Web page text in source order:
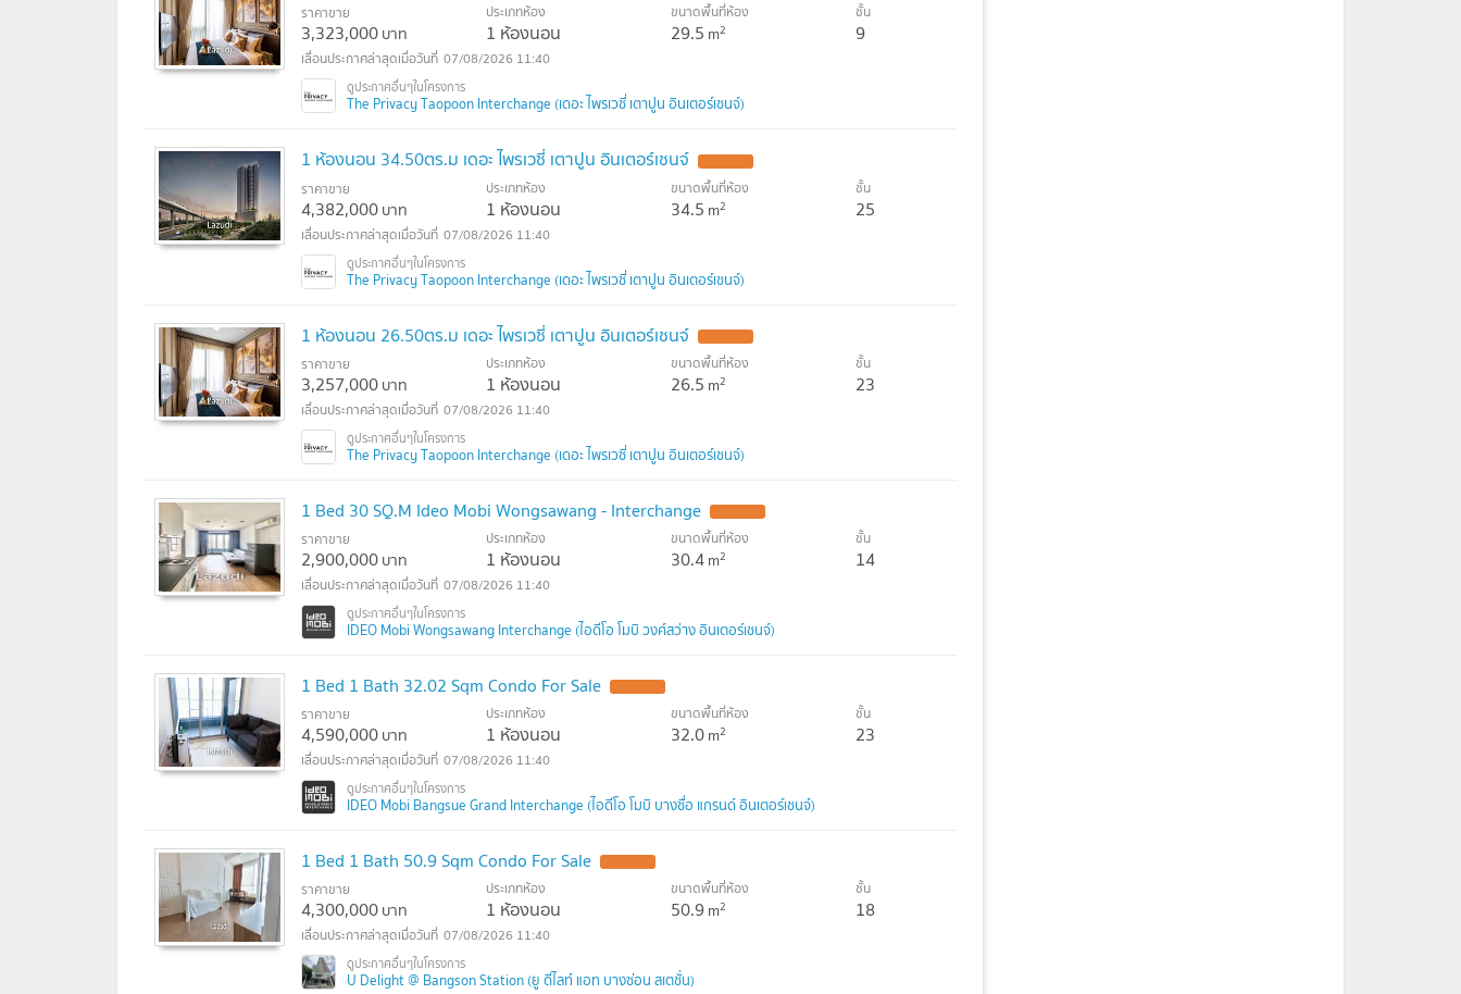
ราคาขาย
3,323,000บาท
ประเภทห้อง
1 ห้องนอน
ขนาดพื้นที่ห้อง
29.5 m2
ชั้น
9
07/08/2026 11:40
The Privacy Taopoon Interchange (เดอะ ไพรเวซี่ เตาปูน อินเตอร์เชนจ์)
1 ห้องนอน 34.50ตร.ม เดอะ ไพรเวซี่ เตาปูน อินเตอร์เชนจ์
ราคาขาย
4,382,000บาท
ประเภทห้อง
1 ห้องนอน
ขนาดพื้นที่ห้อง
34.5 m2
ชั้น
25
07/08/2026 11:40
The Privacy Taopoon Interchange (เดอะ ไพรเวซี่ เตาปูน อินเตอร์เชนจ์)
1 ห้องนอน 26.50ตร.ม เดอะ ไพรเวซี่ เตาปูน อินเตอร์เชนจ์
ราคาขาย
3,257,000บาท
ประเภทห้อง
1 ห้องนอน
ขนาดพื้นที่ห้อง
26.5 m2
ชั้น
23
07/08/2026 11:40
The Privacy Taopoon Interchange (เดอะ ไพรเวซี่ เตาปูน อินเตอร์เชนจ์)
1 Bed 30 SQ.M Ideo Mobi Wongsawang - Interchange
ราคาขาย
2,900,000บาท
ประเภทห้อง
1 ห้องนอน
ขนาดพื้นที่ห้อง
30.4m2
ชั้น
14
07/08/2026 11:40
IDEO Mobi Wongsawang Interchange (ไอดีโอ โมบิ วงศ์สว่าง อินเตอร์เชนจ์)
1 Bed 1 Bath 32.02 Sqm Condo For Sale
ราคาขาย
4,590,000บาท
ประเภทห้อง
1 ห้องนอน
ขนาดพื้นที่ห้อง
32.0m2
ชั้น
23
07/08/2026 11:40
IDEO Mobi Bangsue Grand Interchange (ไอดีโอ โมบิ บางซื่อ แกรนด์ อินเตอร์เชนจ์)
1 Bed 1 Bath 50.9 Sqm Condo For Sale
ราคาขาย
4,300,000บาท
ประเภทห้อง
1 ห้องนอน
ขนาดพื้นที่ห้อง
50.9m2
ชั้น
18
07/08/2026 11:40
U Delight @ Bangson Station (ยู ดีไลท์ แอท บางซ่อน สเตชั่น)